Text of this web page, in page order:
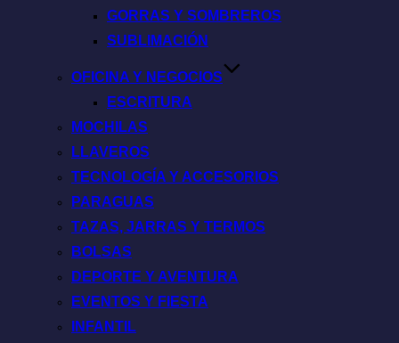
GORRAS Y SOMBREROS
SUBLIMACIÓN
OFICINA Y NEGOCIOS
ESCRITURA
MOCHILAS
LLAVEROS
TECNOLOGÍA Y ACCESORIOS
PARAGUAS
TAZAS, JARRAS Y TERMOS
BOLSAS
DEPORTE Y AVENTURA
EVENTOS Y FIESTA
INFANTIL